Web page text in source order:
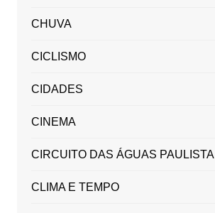
CHUVA
CICLISMO
CIDADES
CINEMA
CIRCUITO DAS ÁGUAS PAULISTA
CLIMA E TEMPO